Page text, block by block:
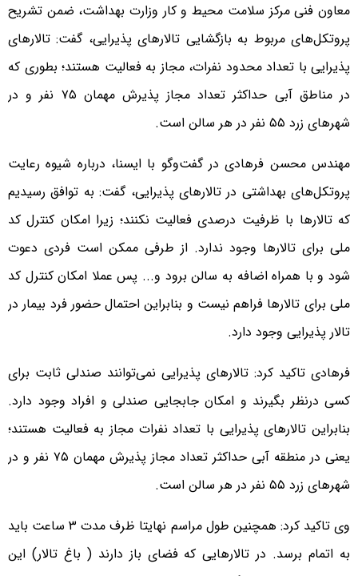
معاون فنی مرکز سلامت محیط و کار وزارت بهداشت، ضمن تشریح
پروتکل‌های مربوط به بازگشایی تالارهای پذیرایی، گفت: تالارهای
پذیرایی با تعداد محدود نفرات، مجاز به فعالیت هستند؛ بطوری که
در مناطق آبی حداکثر تعداد مجاز پذیرش مهمان ۷۵ نفر و در
شهرهای زرد ۵۵ نفر در هر سالن است.
مهندس محسن فرهادی در گفت‌وگو با ایسنا، درباره شیوه رعایت
پروتکل‌های بهداشتی در تالارهای پذیرایی، گفت: به توافق رسیدیم
که تالارها با ظرفیت درصدی فعالیت نکنند؛ زیرا امکان کنترل کد
ملی برای تالارها وجود ندارد. از طرفی ممکن است فردی دعوت
شود و با همراه اضافه به سالن برود و... پس عملا امکان کنترل کد
ملی برای تالارها فراهم نیست و بنابراین احتمال حضور فرد بیمار در
تالار پذیرایی وجود دارد.
فرهادی تاکید کرد: تالارهای پذیرایی نمی‌توانند صندلی ثابت برای
کسی درنظر بگیرند و امکان جابجایی صندلی و افراد وجود دارد.
بنابراین تالارهای پذیرایی با تعداد نفرات مجاز به فعالیت هستند؛
یعنی در منطقه آبی حداکثر تعداد مجاز پذیرش مهمان ۷۵ نفر و در
شهرهای زرد ۵۵ نفر در هر سالن است.
وی تاکید کرد: همچنین طول مراسم نهایتا ظرف مدت ۳ ساعت باید
به اتمام برسد. در تالارهایی که فضای باز دارند ( باغ تالار) این